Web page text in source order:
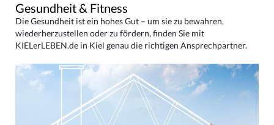
Gesundheit & Fitness
Die Gesundheit ist ein hohes Gut – um sie zu bewahren,
wiederherzustellen oder zu fördern, finden Sie mit
KIELerLEBEN.de in Kiel genau die richtigen Ansprechpartner.